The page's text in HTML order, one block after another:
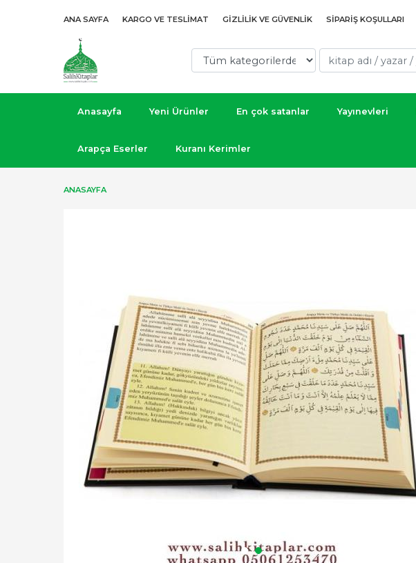
ANA SAYFA KARGO VE TESLIMAT GIZLILIK VE GÜVENLIK SIPARIŞ KOŞULLARI
Anasayfa Yeni Ürünler En çok satanlar Yayınevleri
Arapça Eserler Kuranı Kerimler
ANASAYFA